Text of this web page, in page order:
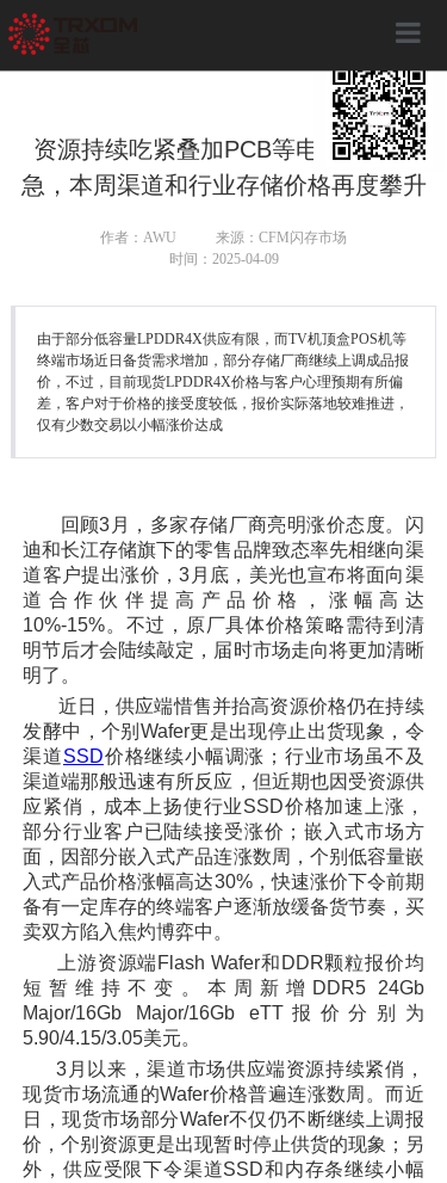
关于全芯
产品服务
全芯动态
资源持续吃紧叠加PCB等电子辅料告
急，本周渠道和行业存储价格再度攀升
作者：AWU
来源：CFM闪存市场
时间：2025-04-09
由于部分低容量LPDDR4X供应有限，而TV机顶盒POS机等
终端市场近日备货需求增加，部分存储厂商继续上调成品报
价，不过，目前现货LPDDR4X价格与客户心理预期有所偏
差，客户对于价格的接受度较低，报价实际落地较难推进，
仅有少数交易以小幅涨价达成
回顾3月，多家存储厂商亮明涨价态度。闪
迪和长江存储旗下的零售品牌致态率先相继向渠
道客户提出涨价，3月底，美光也宣布将面向渠
道合作伙伴提高产品价格，涨幅高达
10%-15%。不过，原厂具体价格策略需待到清
明节后才会陆续敲定，届时市场走向将更加清晰
明了。
近日，供应端惜售并抬高资源价格仍在持续
发酵中，个别Wafer更是出现停止出货现象，令
渠道SSD价格继续小幅调涨；行业市场虽不及
渠道端那般迅速有所反应，但近期也因受资源供
应紧俏，成本上扬使行业SSD价格加速上涨，
部分行业客户已陆续接受涨价；嵌入式市场方
面，因部分嵌入式产品连涨数周，个别低容量嵌
入式产品价格涨幅高达30%，快速涨价下令前期
备有一定库存的终端客户逐渐放缓备货节奏，买
卖双方陷入焦灼博弈中。
上游资源端Flash Wafer和DDR颗粒报价均
短暂维持不变。本周新增DDR5 24Gb
Major/16Gb Major/16Gb eTT报价分别为
5.90/4.15/3.05美元。
3月以来，渠道市场供应端资源持续紧俏，
现货市场流通的Wafer价格普遍连涨数周。而近
日，现货市场部分Wafer不仅仍不断继续上调报
价，个别资源更是出现暂时停止供货的现象；另
外，供应受限下令渠道SSD和内存条继续小幅